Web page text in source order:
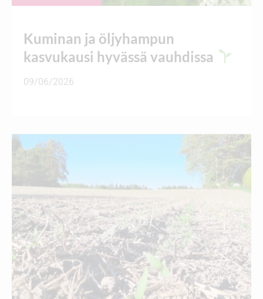
Kuminan ja öljyhampun
kasvukausi hyvässä vauhdissa
09/06/2026